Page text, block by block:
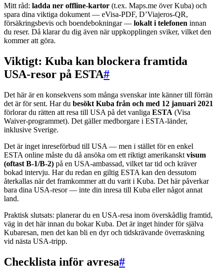
Mitt råd: ladda ner offline-kartor (t.ex. Maps.me över Kuba) och
spara dina viktiga dokument — eVisa-PDF, D’Viajeros-QR,
försäkringsbevis och boendebokningar — lokalt i telefonen innan
du reser. Då klarar du dig även när uppkopplingen sviker, vilket den
kommer att göra.
Viktigt: Kuba kan blockera framtida
USA-resor på ESTA#
Det här är en konsekvens som många svenskar inte känner till förrän
det är för sent. Har du besökt Kuba från och med 12 januari 2021
förlorar du rätten att resa till USA på det vanliga ESTA (Visa
Waiver-programmet). Det gäller medborgare i ESTA-länder,
inklusive Sverige.
Det är inget inreseförbud till USA — men i stället för en enkel
ESTA online måste du då ansöka om ett riktigt amerikanskt visum
(oftast B-1/B-2) på en USA-ambassad, vilket tar tid och kräver
bokad intervju. Har du redan en giltig ESTA kan den dessutom
återkallas när det framkommer att du varit i Kuba. Det här påverkar
bara dina USA-resor — inte din inresa till Kuba eller något annat
land.
Praktisk slutsats: planerar du en USA-resa inom överskådlig framtid,
väg in det här innan du bokar Kuba. Det är inget hinder för själva
Kubaresan, men det kan bli en dyr och tidskrävande överraskning
vid nästa USA-tripp.
Checklista inför avresa#